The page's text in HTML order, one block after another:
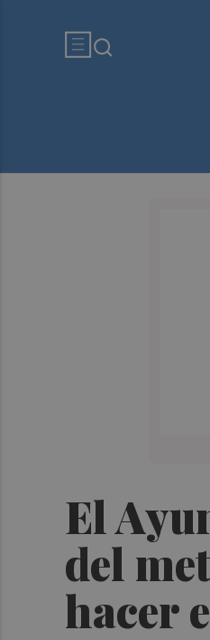
El
del
hacer